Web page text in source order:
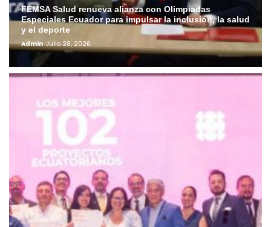
FEMSA Salud renueva alianza con Olimpiadas
Especiales Ecuador para impulsar la inclusión, la salud
y el deporte
Admin Julio 28, 2026